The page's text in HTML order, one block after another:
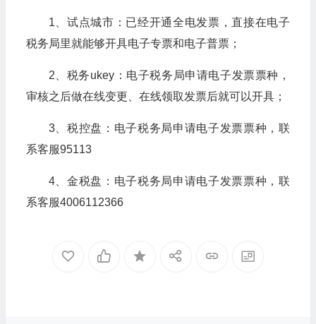
1、试点城市：已经开通全电发票，直接在电子
税务局里就能够开具电子专票和电子普票；
2、税务ukey：电子税务局申请电子发票票种，
审核之后做在线变更、在线领取发票后就可以开具；
3、税控盘：电子税务局申请电子发票票种，联
系客服95113
4、金税盘：电子税务局申请电子发票票种，联
系客服4006112366